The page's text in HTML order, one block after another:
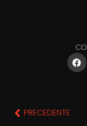
PRECEDENTE